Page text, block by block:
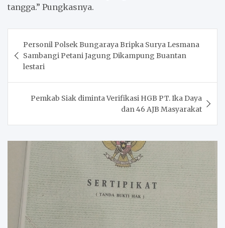
tangga.” Pungkasnya.
navigation
Personil Polsek Bungaraya Bripka Surya Lesmana
Sambangi Petani Jagung Dikampung Buantan
lestari
Pemkab Siak diminta Verifikasi HGB PT. Ika Daya
dan 46 AJB Masyarakat